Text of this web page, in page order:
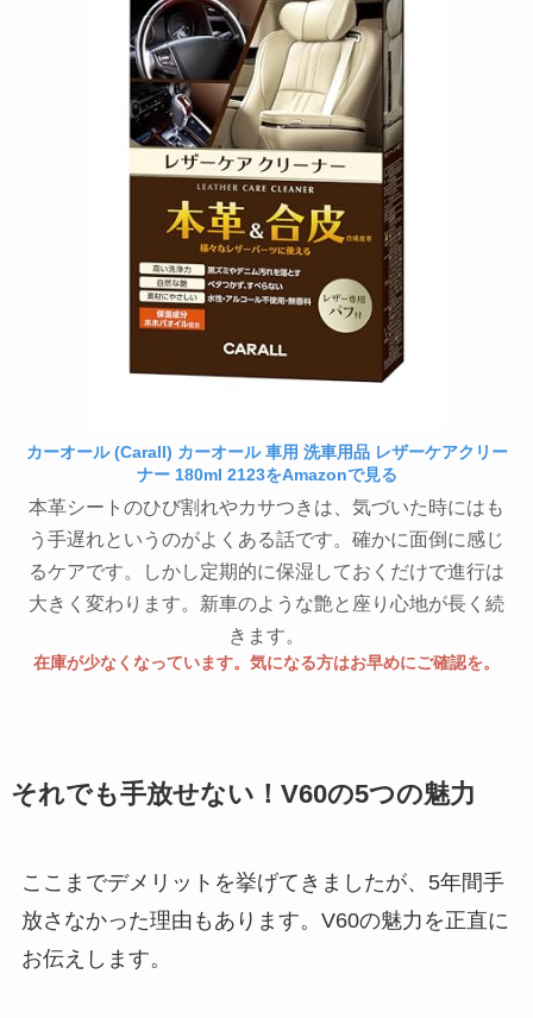
カーオール (Carall) カーオール 車用 洗車用品 レザーケアクリー
ナー 180ml 2123をAmazonで見る
本革シートのひび割れやカサつきは、気づいた時にはも
う手遅れというのがよくある話です。確かに面倒に感じ
るケアです。しかし定期的に保湿しておくだけで進行は
大きく変わります。新車のような艶と座り心地が長く続
きます。
在庫が少なくなっています。気になる方はお早めにご確認を。
それでも手放せない！V60の5つの魅力
ここまでデメリットを挙げてきましたが、5年間手
放さなかった理由もあります。V60の魅力を正直に
お伝えします。